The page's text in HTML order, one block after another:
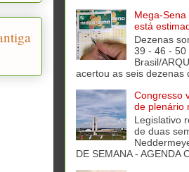
Mega-
está
Dezenas
39 - 46 - 50
Brasil/
acertou as seis dezenas
Congresso
de plenário
Legislativo
de duas
DE SEMANA - AGENDA